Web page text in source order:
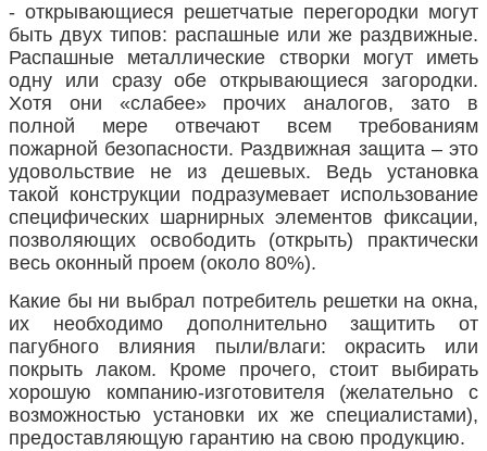
- открывающиеся решетчатые перегородки могут
быть двух типов: распашные или же раздвижные.
Распашные металлические створки могут иметь
одну или сразу обе открывающиеся загородки.
Хотя они «слабее» прочих аналогов, зато в
полной мере отвечают всем требованиям
пожарной безопасности. Раздвижная защита – это
удовольствие не из дешевых. Ведь установка
такой конструкции подразумевает использование
специфических шарнирных элементов фиксации,
позволяющих освободить (открыть) практически
весь оконный проем (около 80%).
Какие бы ни выбрал потребитель решетки на окна,
их необходимо дополнительно защитить от
пагубного влияния пыли/влаги: окрасить или
покрыть лаком. Кроме прочего, стоит выбирать
хорошую компанию-изготовителя (желательно с
возможностью установки их же специалистами),
предоставляющую гарантию на свою продукцию.